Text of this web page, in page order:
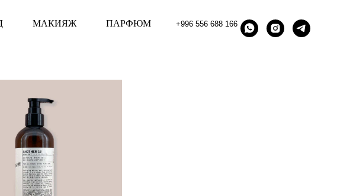
МАКИЯЖ ПАРФЮМ +996 556 688 166